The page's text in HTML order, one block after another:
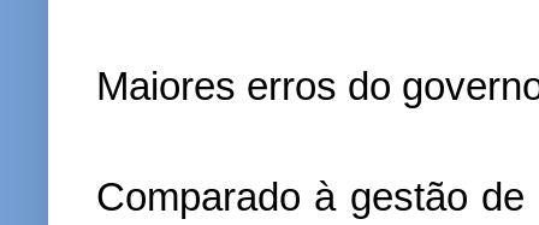
Maiores erros do
Comparado à gestão